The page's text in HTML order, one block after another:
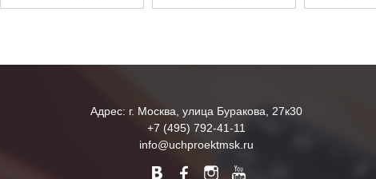
Адрес: г. Москва, улица Буракова, 27к30
+7 (495) 792-41-11
info@uchproektmsk.ru